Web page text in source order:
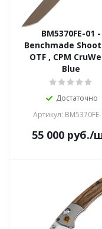
BM5370FE-01 -
Benchmade
OTF , CPM
Blue
Достаточно
Артикул: BM5370FE-
55 000 руб./